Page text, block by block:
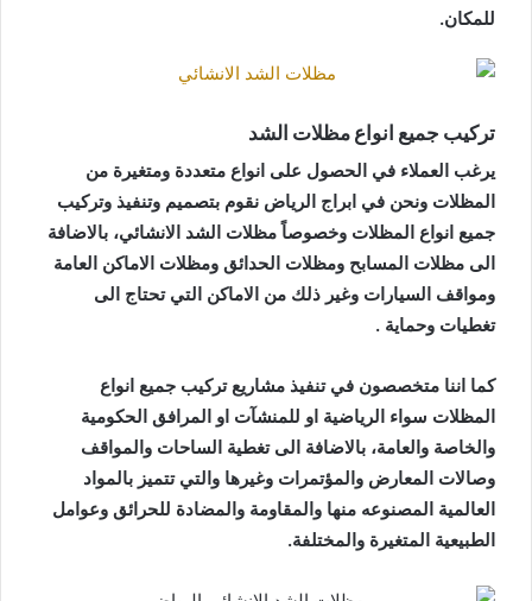
للمكان.
تركيب جميع انواع مظلات الشد
يرغب العملاء في الحصول على انواع متعددة ومتغيرة من
المظلات ونحن في ابراج الرياض نقوم بتصميم وتنفيذ وتركيب
جميع انواع المظلات وخصوصاً مظلات الشد الانشائي، بالاضافة
الى مظلات المسابح ومظلات الحدائق ومظلات الاماكن العامة
ومواقف السيارات وغير ذلك من الاماكن التي تحتاج الى
تغطيات وحماية .
كما اننا متخصصون في تنفيذ مشاريع تركيب جميع انواع
المظلات سواء الرياضية او للمنشآت او المرافق الحكومية
والخاصة والعامة، بالاضافة الى تغطية الساحات والمواقف
وصالات المعارض والمؤتمرات وغيرها والتي تتميز بالمواد
العالمية المصنوعه منها والمقاومة والمضادة للحرائق وعوامل
الطبيعية المتغيرة والمختلفة.